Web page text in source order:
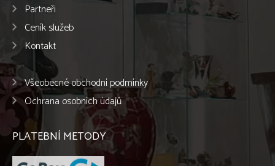
Partneři
Ceník služeb
Kontakt
Všeobecné obchodní podmínky
Ochrana osobních údajů
PLATEBNÍ METODY